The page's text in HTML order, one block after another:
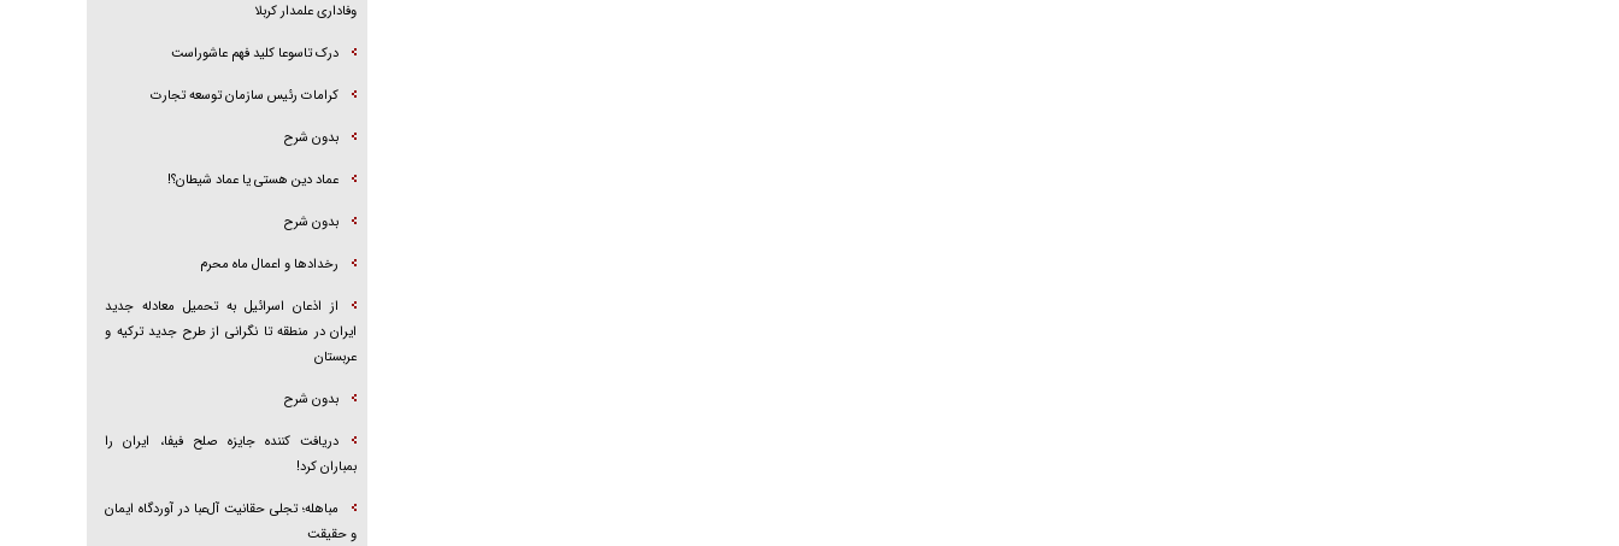
وفاداری علمدار کربلا
درک تاسوعا کلید فهم عاشوراست
کرامات رئیس سازمان توسعه تجارت
بدون شرح
عماد دین هستی یا عماد شیطان؟!
بدون شرح
رخداد‌ها و اعمال ماه محرم
از اذعان اسرائیل به تحمیل معادله جدید
ایران در منطقه تا نگرانی از طرح جدید ترکیه و
عربستان
بدون شرح
دریافت کننده جایزه صلح فیفا، ایران را
بمباران کرد!
مباهله؛ تجلی حقانیت آل‌عبا در آوردگاه ایمان
و حقیقت